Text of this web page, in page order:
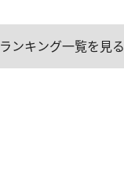
ランキング一覧を見る